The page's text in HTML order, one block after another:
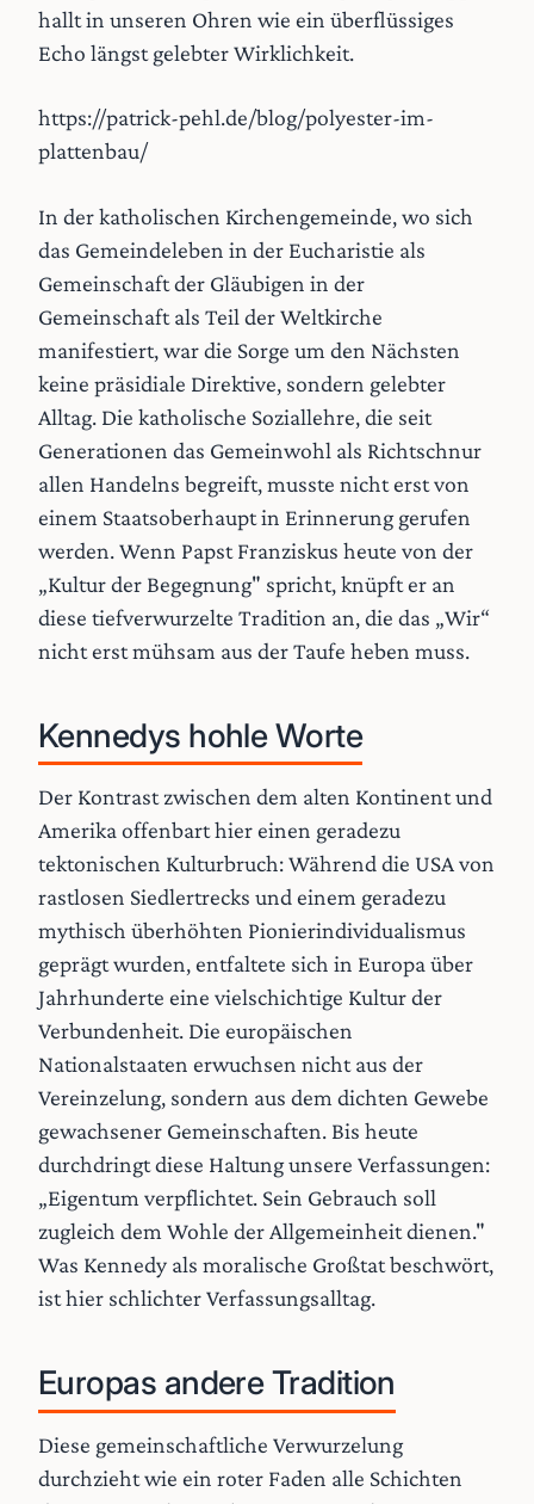
hallt in unseren Ohren wie ein überflüssiges
Echo längst gelebter Wirklichkeit.
https://patrick-pehl.de/blog/polyester-im-
plattenbau/
In der katholischen Kirchengemeinde, wo sich
das Gemeindeleben in der Eucharistie als
Gemeinschaft der Gläubigen in der
Gemeinschaft als Teil der Weltkirche
manifestiert, war die Sorge um den Nächsten
keine präsidiale Direktive, sondern gelebter
Alltag. Die katholische Soziallehre, die seit
Generationen das Gemeinwohl als Richtschnur
allen Handelns begreift, musste nicht erst von
einem Staatsoberhaupt in Erinnerung gerufen
werden. Wenn Papst Franziskus heute von der
„Kultur der Begegnung" spricht, knüpft er an
diese tiefverwurzelte Tradition an, die das „Wir“
nicht erst mühsam aus der Taufe heben muss.
Kennedys hohle Worte
Der Kontrast zwischen dem alten Kontinent und
Amerika offenbart hier einen geradezu
tektonischen Kulturbruch: Während die USA von
rastlosen Siedlertrecks und einem geradezu
mythisch überhöhten Pionierindividualismus
geprägt wurden, entfaltete sich in Europa über
Jahrhunderte eine vielschichtige Kultur der
Verbundenheit. Die europäischen
Nationalstaaten erwuchsen nicht aus der
Vereinzelung, sondern aus dem dichten Gewebe
gewachsener Gemeinschaften. Bis heute
durchdringt diese Haltung unsere Verfassungen:
„Eigentum verpflichtet. Sein Gebrauch soll
zugleich dem Wohle der Allgemeinheit dienen."
Was Kennedy als moralische Großtat beschwört,
ist hier schlichter Verfassungsalltag.
Europas andere Tradition
Diese gemeinschaftliche Verwurzelung
durchzieht wie ein roter Faden alle Schichten